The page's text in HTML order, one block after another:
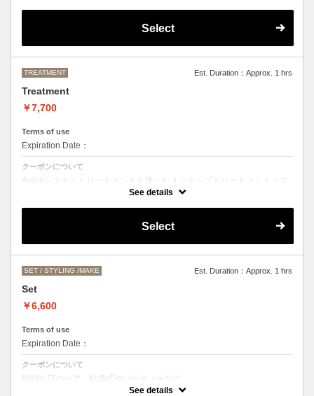
で、ご来店いただいた際にご相談させて頂きます。
●カラーリング、ストレートパーマは髪の長さにより別途ロング料金を
頂戴いたします。
Select
TREATMENT Est. Duration：Approx. 1 hrs
Treatment
￥7,700
Terms of use
Expiration Date：
クーポンについて
Aujuaシステムトリートメントを使った４ステップトリートメント＋マ
See details
Select
SET / STYLING /MAKE Est. Duration：Approx. 1 hrs
Set
￥6,600
Terms of use
Expiration Date：
クーポンについて
特別な日のヘア、結婚式やパーティーなど
ヘアアレンジをご希望の方はこちらをお選びください。
See details